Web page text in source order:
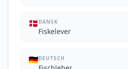
🇩🇰 DANSK
Fiskelever
🇩🇪DEUTSCH